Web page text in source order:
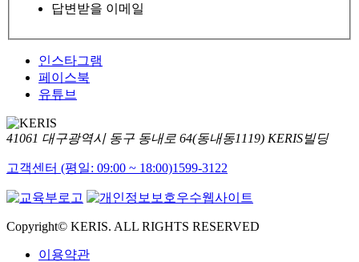
답변받을 이메일
인스타그램
페이스북
유튜브
41061 대구광역시 동구 동내로 64(동내동1119) KERIS빌딩
고객센터 (평일: 09:00 ~ 18:00)1599-3122
Copyright© KERIS. ALL RIGHTS RESERVED
이용약관